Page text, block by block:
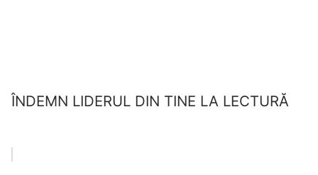
ÎNDEMN LIDERUL DIN TINE LA LECTURĂ